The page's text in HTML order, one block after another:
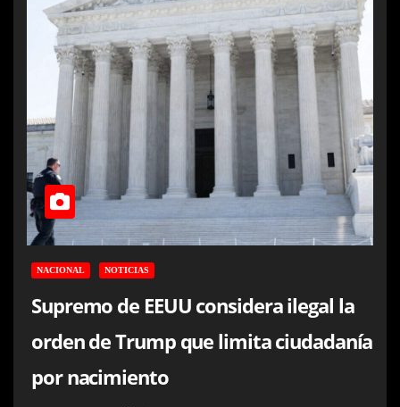
NACIONAL NOTICIAS
Supremo de EEUU considera ilegal la
orden de Trump que limita ciudadanía
por nacimiento